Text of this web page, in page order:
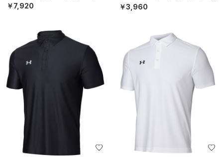
￥7,920
ング/WOMEN）
￥3,960